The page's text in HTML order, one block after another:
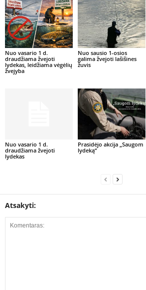
Nuo vasario 1 d.
draudžiama žvejoti
lydekas, leidžiama vėgėlių
žvejyba
Nuo sausio 1-osios
galima žvejoti lašišines
žuvis
Nuo vasario 1 d.
draudžiama žvejoti
lydekas
Prasidėjo akcija „Saugom
lydeką“
Atsakyti: